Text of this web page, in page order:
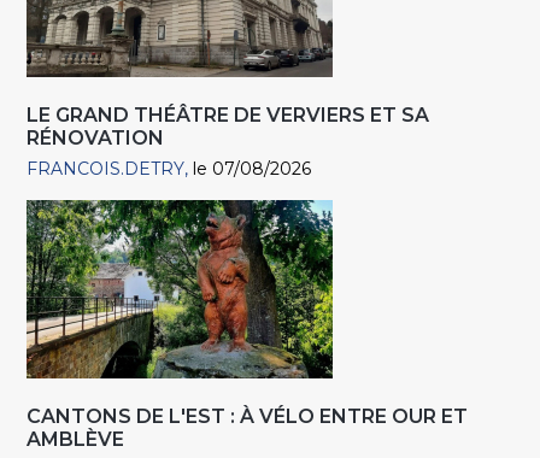
LE GRAND THÉÂTRE DE VERVIERS ET SA
RÉNOVATION
FRANCOIS.DETRY le 07/08/2026
CANTONS DE L'EST : À VÉLO ENTRE OUR ET
AMBLÈVE